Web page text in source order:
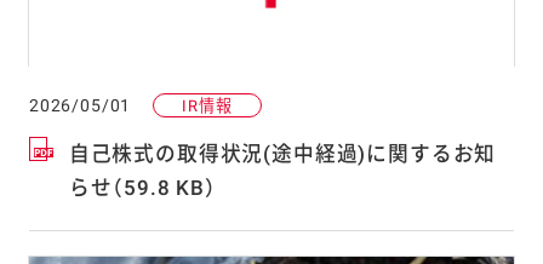
2026/05/01 IR情報
自己株式の取得状況(途中経過)に関するお知
らせ（59.8 KB）